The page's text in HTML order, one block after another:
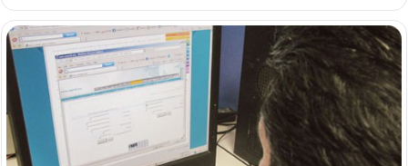
اولیه
کارشناسی
ارشد
بدون
آزمون
دانشگاه
خواجه
نصیر